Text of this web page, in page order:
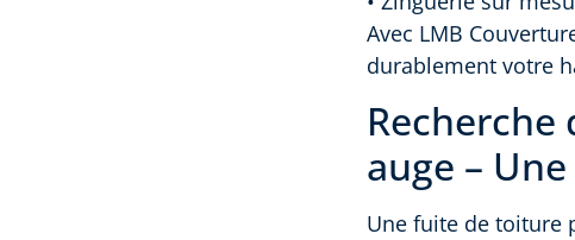
Avec LMB
durablement votre
auge –
Une fuite de toiture